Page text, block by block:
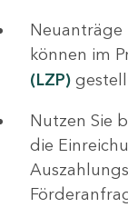
Neuanträge
können im
(LZP)
Nutzen Sie
die